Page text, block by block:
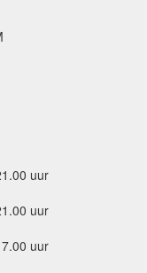
uur
uur
uur